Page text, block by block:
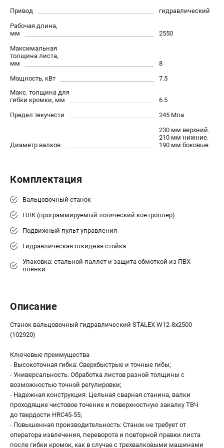
ТЕЛЕФОН (САНКТ-ПЕТЕРБУРГ)
Информация размещённая на сайте не является публичной
проспект Александровской Фермы, 29АЛ
8 (812) 564-50-74
вс - выходной
Привод
гидравлический
Рабочая длина,
мм
2550
Максимальная
толщина листа,
мм
8
Мощность, кВт
7.5
Макс. толщина для
гибки кромки, мм
6.5
Предел текучести
245 Мпа
Диаметр валков
230 мм верхний.
210 мм нижние.
190 мм боковые
Комплектация
Вальцовочный станок
ПЛК (программируемый логический контроллер)
Подвижный пульт управления
Гидравлическая откидная стойка
Упаковка: стальной паллет и защита обмоткой из ПВХ-
плёнки
Описание
Станок вальцовочный гидравлический STALEX W12-8x2500
(102920)
Ключевые преимущества
- Высокоточная гибка: Сверхбыстрые и точные гибы;
- Универсальность: Обработка листов разной толщины с
возможностью точной регулировки;
- Надежная конструкция: Цельная сварная станина, валки
проходящие чистовое точение и поверхностную закалку ТВЧ
до твердости HRC45-55;
- Повышенная производительность: Станок не требует от
оператора извлечения, переворота и повторной правки листа
после гибки кромок, как в случае с трехвалковыми машинами